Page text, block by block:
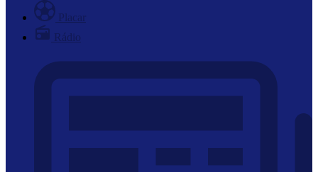
Placar
Rádio